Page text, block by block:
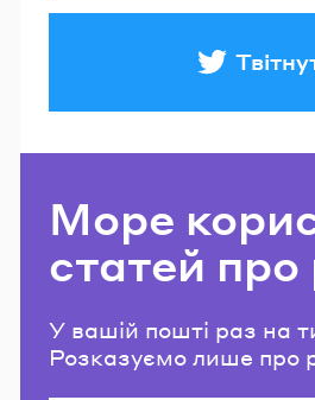
Море
статей про
У вашій пошті раз на
Розказуємо лише про